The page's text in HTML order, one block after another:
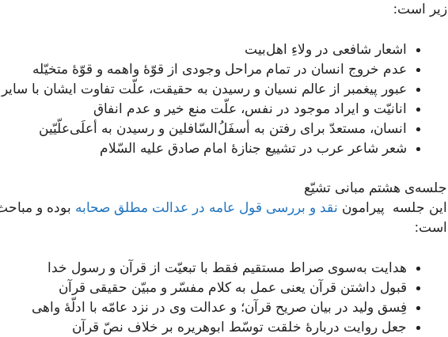
زیر است:
اشعار شافعی در ولاءِ اهل‌بیت
عدم خروج انسان در تمام مراحل وجودی از قوّۀ واهمه و قوّۀ متخیّله
عبور پیغمبر از عالم نسیان و رسیدن به حقیقت، علّت تفاوت ایشان با سایر
انانیّت و ایراد موجود در نفس، علّت منع خیر و عدم انفاق
انسان، مستعدّ برای رفتن به أسفَلُ‌السّافلین و رسیدن به أعلَی‌علّیّین
شعر شاعر عرب در تشییع جنازۀ امام صادق علیه السّلام
جلسه‌ی هشتم مبانی تشیّع
این جلسه پیرامون نقد و بررسی قول عامه در عدالت مطلق صحابه بوده و
است:
هدایت به‌سوی صراط مستقیم فقط با تبعیّت از قرآن و رسول خدا
قبول داشتن قرآن یعنی عمل به کلام مفسّر و مبیّن حقیقی قرآن
فِسق ولید در بیان صریح قرآن؛ و عدالت وی در نزد عامّه با ادلّۀ واهی
جعل روایت دربارۀ خلقت توسّط ابوهریره بر خلاف نصّ قرآن